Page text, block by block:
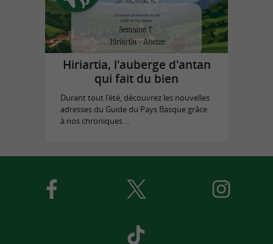
Hiriartia, l'auberge d'antan
qui fait du bien
Durant tout l'été, découvrez les nouvelles
adresses du Guide du Pays Basque grâce
à nos chroniques ...